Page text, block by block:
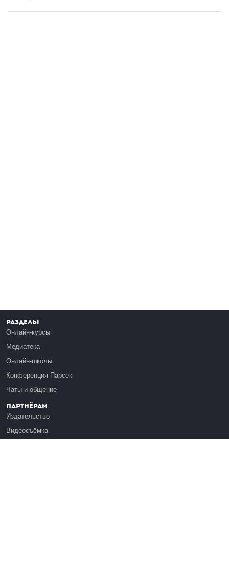
Разделы
Онлайн-курсы
Медиатека
Онлайн-школы
Конференция Парсек
Чаты и общение
Партнёрам
Издательство
Видеосъёмка